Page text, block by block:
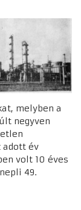
melyben a
negyven
adott év
volt 10 éves
49.